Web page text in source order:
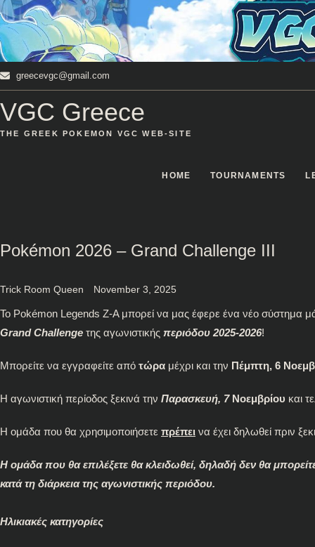
Skip
to
content
greecevgc@gmail.com
VGC Greece
THE GREEK POKEMON VGC WEB-SITE
HOME TOURNAMENTS
Pokémon 2026 – Grand Challenge III
Trick Room Queen November 3, 2025
Το Pokémon Legends Z-A μπορεί να μας έφερε ένα νέο σύστημα
Grand Challenge της αγωνιστικής περιόδου 2025-2026!
Μπορείτε να εγγραφείτε από τώρα μέχρι και την Πέμπτη, 6
Η αγωνιστική περίοδος ξεκινά την Παρασκευή, 7 Νοεμβρίου και
Η ομάδα που θα χρησιμοποιήσετε πρέπει να έχει δηλωθεί πριν
Η ομάδα που θα επιλέξετε θα κλειδωθεί, δηλαδή δεν θα
κατά τη διάρκεια της αγωνιστικής περιόδου.
Ηλικιακές κατηγορίες